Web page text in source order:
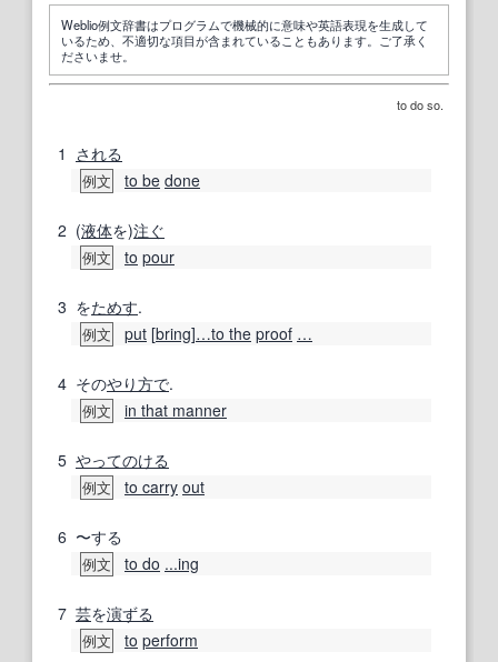
Weblio例文辞書はプログラムで機械的に意味や英語表現を生成して
いるため、不適切な項目が含まれていることもあります。ご了承く
ださいませ。
to do so.
1 される
例文 to be done
2 (液体を)注ぐ
例文 to pour
3 をためす.
例文 put [bring]…to the proof …
4 そのやり方で.
例文 in that manner
5 やってのける
例文 to carry out
6 〜する
例文 to do ...ing
7 芸を演ずる
例文 to perform